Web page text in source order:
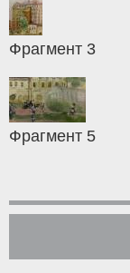
Фрагмент 3
Фрагмент 5